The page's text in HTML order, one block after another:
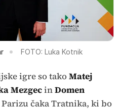
FOTO: Luka Kotnik
igre so takoMatej
MezgecinDomen
čaka Tratnika, ki bo